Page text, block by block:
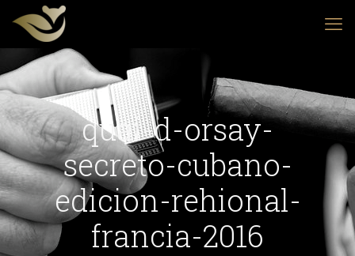
quai-d-orsay-
secreto-cubano-
edicion-rehional-
francia-2016